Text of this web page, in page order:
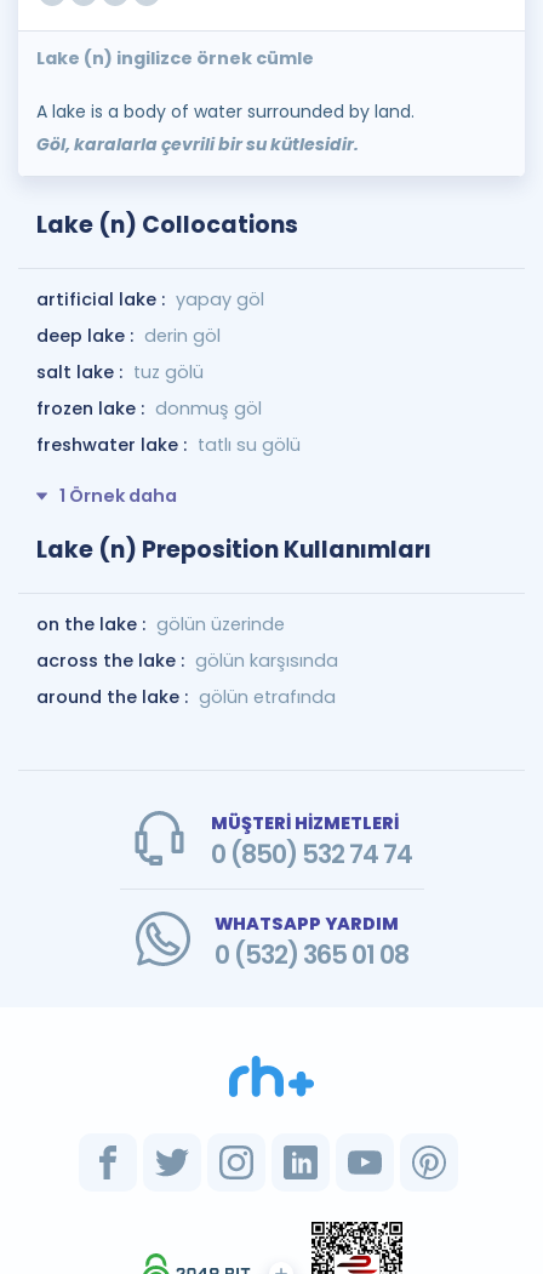
Lake (n) ingilizce örnek cümle
A lake is a body of water surrounded by land.
Göl, karalarla çevrili bir su kütlesidir.
Lake (n) Collocations
artificial lake : yapay göl
deep lake : derin göl
salt lake : tuz gölü
frozen lake : donmuş göl
freshwater lake : tatlı su gölü
1 Örnek daha
Lake (n) Preposition Kullanımları
on the lake : gölün üzerinde
across the lake : gölün karşısında
around the lake : gölün etrafında
MÜŞTERİ HİZMETLERİ
0 (850) 532 74 74
WHATSAPP YARDIM
0 (532) 365 01 08